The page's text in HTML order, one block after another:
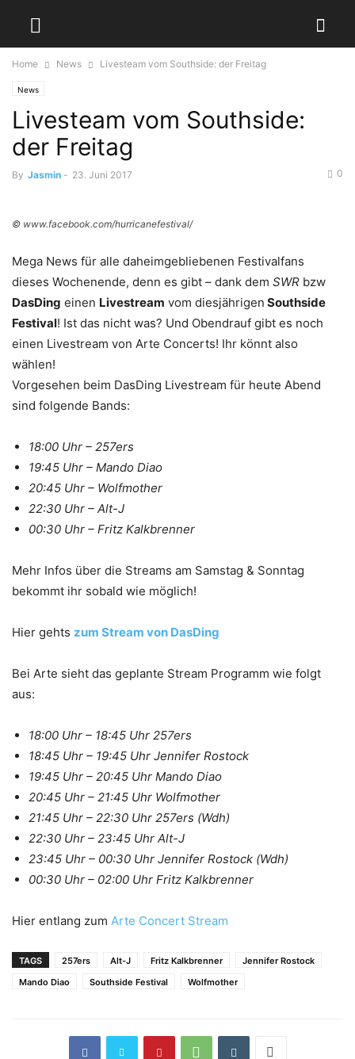
Home News Livesteam vom Southside: der Freitag
News
Livesteam vom Southside:
der Freitag
By Jasmin - 23. Juni 2017 0
© www.facebook.com/hurricanefestival/
Mega News für alle daheimgebliebenen Festivalfans
dieses Wochenende, denn es gibt – dank dem SWR bzw
DasDing einen Livestream vom diesjährigen Southside
Festival! Ist das nicht was? Und Obendrauf gibt es noch
einen Livestream von Arte Concerts! Ihr könnt also
wählen!
Vorgesehen beim DasDing Livestream für heute Abend
sind folgende Bands:
18:00 Uhr – 257ers
19:45 Uhr – Mando Diao
20:45 Uhr – Wolfmother
22:30 Uhr – Alt-J
00:30 Uhr – Fritz Kalkbrenner
Mehr Infos über die Streams am Samstag & Sonntag
bekommt ihr sobald wie möglich!
Hier gehts zum Stream von DasDing
Bei Arte sieht das geplante Stream Programm wie folgt
aus:
18:00 Uhr – 18:45 Uhr 257ers
18:45 Uhr – 19:45 Uhr Jennifer Rostock
19:45 Uhr – 20:45 Uhr Mando Diao
20:45 Uhr – 21:45 Uhr Wolfmother
21:45 Uhr – 22:30 Uhr 257ers (Wdh)
22:30 Uhr – 23:45 Uhr Alt-J
23:45 Uhr – 00:30 Uhr Jennifer Rostock (Wdh)
00:30 Uhr – 02:00 Uhr Fritz Kalkbrenner
Hier entlang zum Arte Concert Stream
TAGS 257ers Alt-J Fritz Kalkbrenner
Jennifer Rostock
Mando Diao
Southside Festival Wolfmother